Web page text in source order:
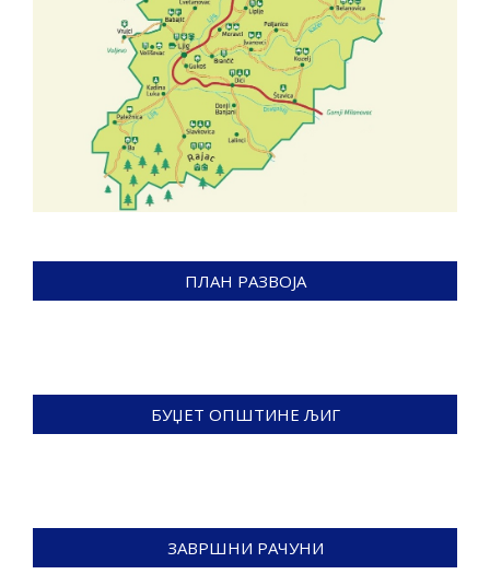
ПЛАН РАЗВОЈА
БУЏЕТ ОПШТИНЕ ЉИГ
ЗАВРШНИ РАЧУНИ